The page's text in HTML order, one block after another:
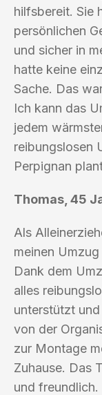
hilfsbereit. Sie
persönlichen
und sicher in
hatte keine
Sache. Das
Ich kann das
jedem
reibungslosen
Perpignan
Thomas, 45
Als
meinen
Dank dem
alles
unterstützt
von der
zur Montage
Zuhause. Das
und